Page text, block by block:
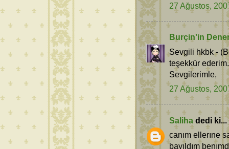
27 Ağustos,
Burçin'in
Sevgili hkbk -
teşekkür
Sevgilerimle,
27 Ağustos,
Saliha dedi ki...
canım ellerıne
bayıldım